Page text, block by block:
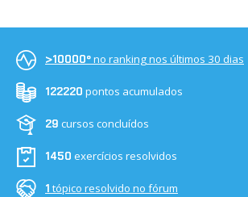
>10000ºno ranking nos últimos 30 dias
122220 pontos acumulados
29 cursos concluídos
1450 exercícios resolvidos
1 tópico resolvido no fórum